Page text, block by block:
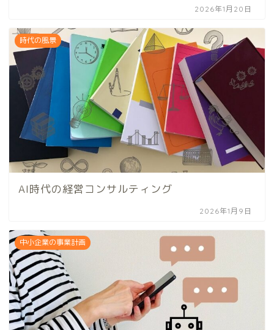
2026年1月20日
時代の風景
AI時代の経営コンサルティング
2026年1月9日
中小企業の事業計画